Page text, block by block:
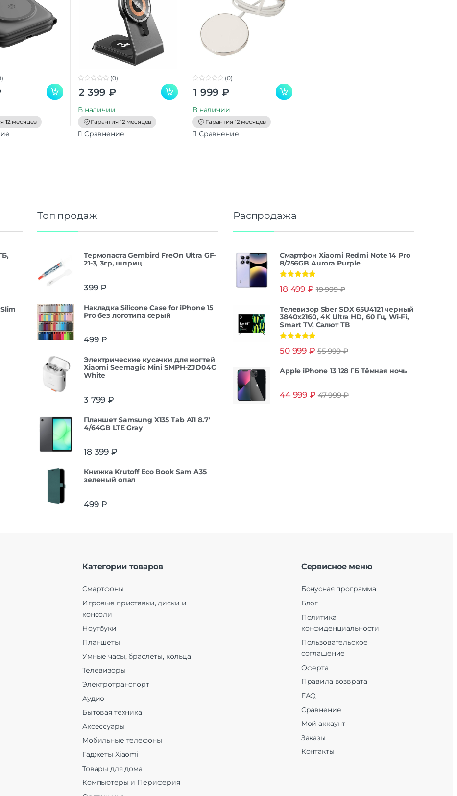
12 месяцев
o
o
(0)
2 399 ₽
В наличии
Гарантия 12 месяцев
Сравнение
o
(0)
1 999 ₽
В наличии
Гарантия 12 месяцев
Сравнение
Топ продаж
Термопаста Gembird FreOn Ultra GF-
21-3, 3гр, шприц
399₽
Накладка Silicone Case for iPhone 15
Pro без логотипа серый
499₽
Электрические кусачки для ногтей
Xiaomi Seemagic Mini SMPH-ZJD04C
White
3 799 ₽
Планшет Samsung X135 Tab A11 8.7'
4/64GB LTE Gray
18 399 ₽
Книжка Krutoff Eco Book Sam A35
зеленый опал
499₽
Распродажа
Смартфон Xiaomi Redmi Note 14 Pro
8/256GB Aurora Purple
из 5
18 499 ₽ 19 999₽
Телевизор Sber SDX 65U4121 черный
3840x2160, 4K Ultra HD, 60 Гц, Wi-Fi,
Smart TV, Салют ТВ
из 5
50 999 ₽ 55 999₽
Apple iPhone 13 128 ГБ Тёмная ночь
44 999 ₽ 47 999₽
Категории товаров
Смартфоны
Игровые приставки, диски и
консоли
Ноутбуки
Планшеты
Умные часы, браслеты, кольца
Телевизоры
Электротранспорт
Аудио
Бытовая техника
Аксессуары
Мобильные телефоны
Гаджеты Xiaomi
Товары для дома
Компьютеры и Периферия
Сервисное меню
Бонусная программа
Блог
Политика
конфиденциальности
Пользовательское
соглашение
Оферта
Правила возврата
FAQ
Сравнение
Мой аккаунт
Заказы
Контакты